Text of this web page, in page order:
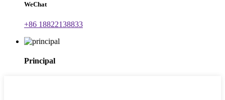
WeChat
+86 18822138833
Principal